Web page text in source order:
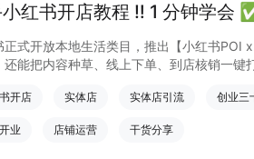
红书开店教程 ‼️ 1 分钟学会
正式开放本地生活类目，推出【小红书POI
还能把内容种草、线上下单、到店核销一键
开店 实体店 实体店引流 创业三
业 店铺运营 干货分享